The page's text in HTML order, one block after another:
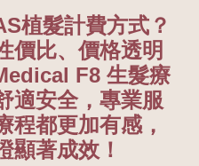
植髮計費方式？
價比、價格透明
F8 生髮療
適安全，專業服
程都更加有感，
顯著成效！